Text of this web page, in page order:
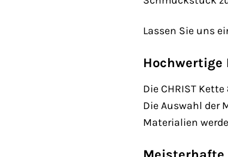
Lassen Sie uns
Die CHRIST
Die Auswahl der
Materialien